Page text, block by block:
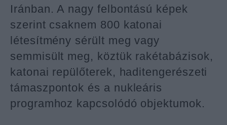
Iránban. A nagy felbontású képek
szerint csaknem 800 katonai
létesítmény sérült meg vagy
semmisült meg, köztük rakétabázisok,
katonai repülőterek, haditengerészeti
támaszpontok és a nukleáris
programhoz kapcsolódó objektumok.